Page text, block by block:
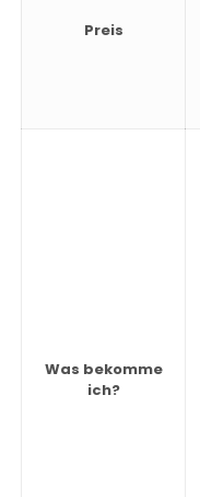
Preis
Was bekomme
ich?